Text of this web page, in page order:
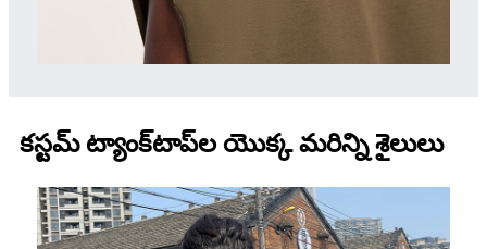
కస్టమ్ ట్యాంక్‌టాప్‌ల యొక్క మరిన్ని శైలులు